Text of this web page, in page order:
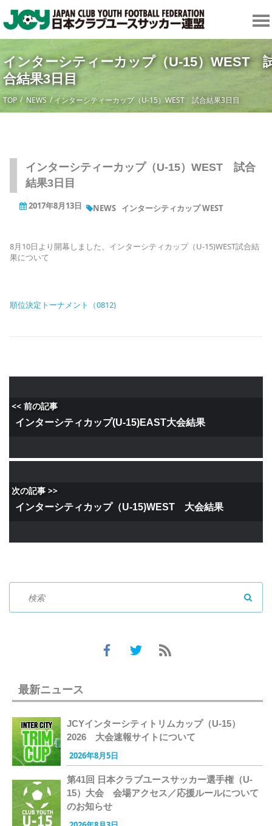
インターシティーカップ（U-15）WEST
合結果3日目
TOP NEWS インターシティーカップ（U-15）WEST 試合結果3日目
インターシティーカップ（U-15）WEST 試合
結果3日目
2017年8月13日 NEWS インターシティカップ WEST
8月10日より開幕しました、インターシティカップ（U-15)WEST試合結
果について
順位決定トーナメント（0812)
<< 前の記事
インターシティカップ(U-15)EAST大会結果
次の記事 >>
インターシティカップ（U-15)WEST 大会結果
最新ニュース
JCYインターシティトリムカップ（U-15）
2026 大会速報サイトについて
2026年8月5日
第41回 日本クラブユースサッカー選手権（U-
15）大会 会場アクセス／応援ルールについて
のお知らせ